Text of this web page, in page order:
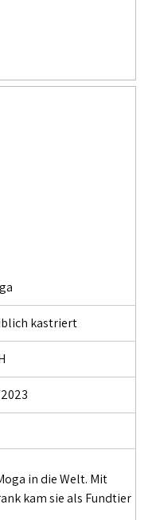
kastriert
in die Welt. Mit
kam sie als Fundtier